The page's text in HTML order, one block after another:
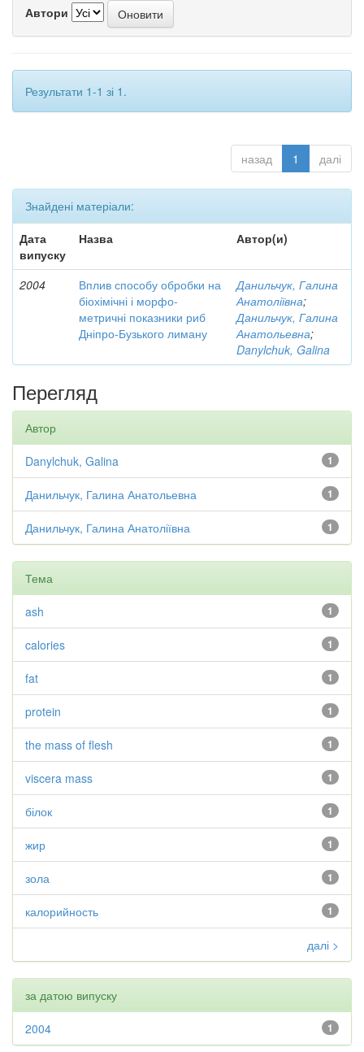
Автори
Результати 1-1 зі 1.
назад 1 далі
Знайдені матеріали:
Дата
випуску
Назва Автор(и)
2004
Вплив способу обробки на
біохімічні і морфо-
метричні показники риб
Дніпро-Бузького лиману
Данильчук, Галина
Анатоліївна;
Данильчук, Галина
Анатольевна;
Danylchuk, Galina
Перегляд
Автор
1
Danylchuk, Galina
1
Данильчук, Галина Анатольевна
1
Данильчук, Галина Анатоліївна
Тема
1
ash
1
calories
1
fat
1
protein
1
the mass of flesh
1
viscera mass
1
білок
1
жир
1
зола
1
калорийность
далі >
за датою випуску
1
2004